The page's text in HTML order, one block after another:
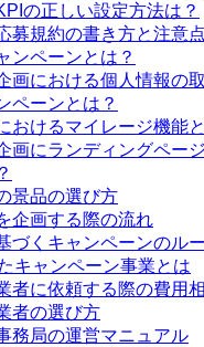
の正しい設定方法は？
募規約の書き方と注意点
ンペーンとは？
画における個人情報の
ペーンとは？
おけるマイレージ機能
画にランディングペー
景品の選び方
企画する際の流れ
づくキャンペーンのル
キャンペーン事業とは
者に依頼する際の費用
者の選び方
務局の運営マニュアル